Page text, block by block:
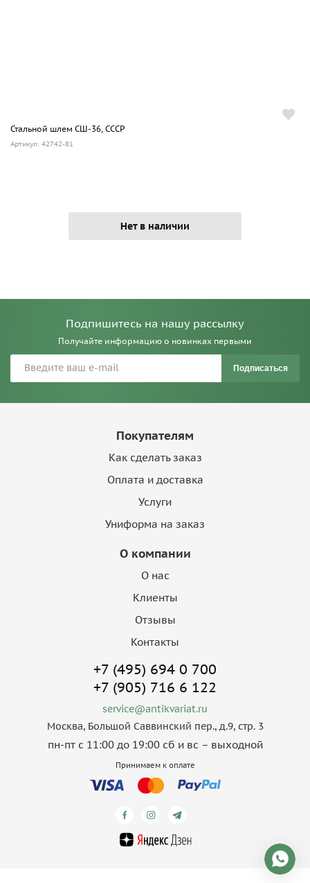
Стальной шлем СШ-36, СССР
Артикул: 42742-81
Нет в наличии
Подпишитесь на нашу рассылку
Получайте информацию о новинках первыми
Подписаться
Покупателям
Как сделать заказ
Оплата и доставка
Услуги
Униформа на заказ
О компании
О нас
Клиенты
Отзывы
Контакты
+7 (495) 694 0 700
+7 (905) 716 6 122
service@antikvariat.ru
Москва, Большой Саввинский пер., д.9, стр. 3
пн-пт с 11:00 до 19:00 сб и вс – выходной
Принимаем к оплате